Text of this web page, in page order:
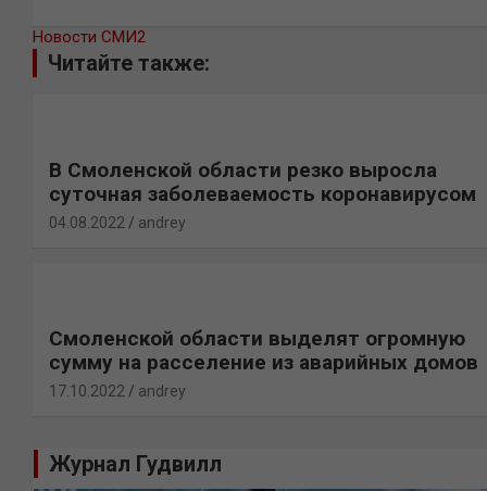
Новости СМИ2
Читайте также:
В Смоленской области резко выросла
суточная заболеваемость коронавирусом
04.08.2022 andrey
Смоленской области выделят огромную
сумму на расселение из аварийных домов
17.10.2022 andrey
Журнал Гудвилл